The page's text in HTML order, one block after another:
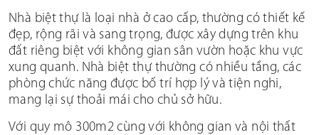
THIẾT KẾ THI CÔNG SHOWROOM-MARKET
THIẾT KẾ THI CÔNG VĂN PHÒNG
THIẾT KẾ THI CÔNG BIỆT THỰ-CĂN HỘ
Nhà biệt thự là loại nhà ở cao cấp, thường có thiết kế
đẹp, rộng rãi và sang trọng, được xây dựng trên khu
đất riêng biệt với không gian sân vườn hoặc khu vực
xung quanh. Nhà biệt thự thường có nhiều tầng, các
phòng chức năng được bố trí hợp lý và tiện nghi,
mang lại sự thoải mái cho chủ sở hữu.
Với quy mô 300m2 cùng với không gian và nội thất